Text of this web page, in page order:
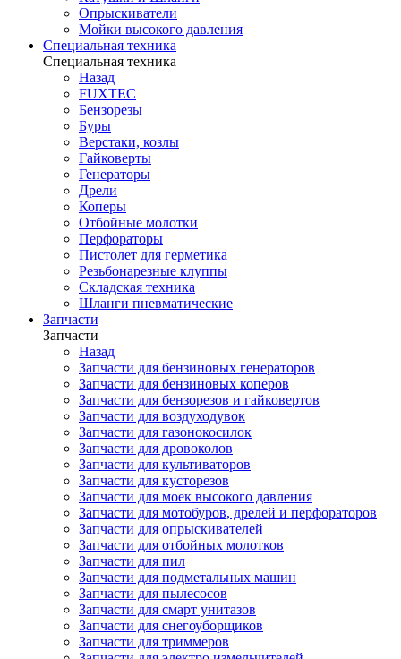
Опрыскиватели
Мойки высокого давления
Специальная техника
Специальная техника
Назад
FUXTEC
Бензорезы
Буры
Верстаки, козлы
Гайковерты
Генераторы
Дрели
Коперы
Отбойные молотки
Перфораторы
Пистолет для герметика
Резьбонарезные клуппы
Складская техника
Шланги пневматические
Запчасти
Запчасти
Назад
Запчасти для бензиновых генераторов
Запчасти для бензиновых коперов
Запчасти для бензорезов и гайковертов
Запчасти для воздуходувок
Запчасти для газонокосилок
Запчасти для дровоколов
Запчасти для культиваторов
Запчасти для кусторезов
Запчасти для моек высокого давления
Запчасти для мотобуров, дрелей и перфораторов
Запчасти для опрыскивателей
Запчасти для отбойных молотков
Запчасти для пил
Запчасти для подметальных машин
Запчасти для пылесосов
Запчасти для смарт унитазов
Запчасти для снегоуборщиков
Запчасти для триммеров